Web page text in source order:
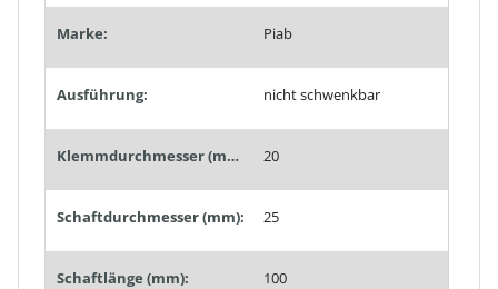
Marke: Piab
Ausführung: nicht schwenkbar
Klemmdurchmesser (mm): 20
Schaftdurchmesser (mm): 25
Schaftlänge (mm): 100